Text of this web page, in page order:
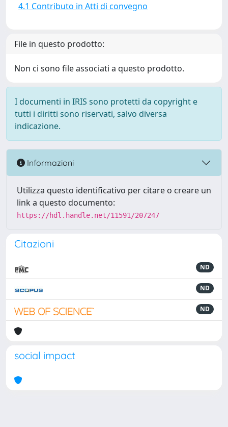
4.1 Contributo in Atti di convegno
File in questo prodotto:
Non ci sono file associati a questo prodotto.
I documenti in IRIS sono protetti da copyright e
tutti i diritti sono riservati, salvo diversa
indicazione.
Informazioni
Utilizza questo identificativo per citare o creare un
link a questo documento:
https://hdl.handle.net/11591/207247
Citazioni
ND
ND
ND
social impact